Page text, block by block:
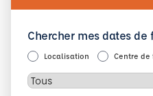
Chercher mes dates de
Localisation Centre